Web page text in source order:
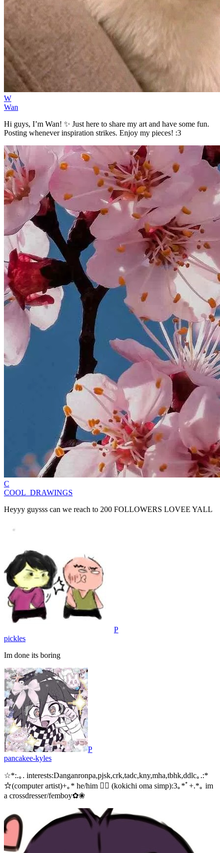
W
Wan
Hi guys, I’m Wan! ✨ Just here to share my art and have some fun.
Posting whenever inspiration strikes. Enjoy my pieces! :3
C
COOL_DRAWINGS
Heyyy guysss can we reach to 200 FOLLOWERS LOVEE YALL
P
pickles
Im done its boring
P
pancakee-kyles
☆*:.｡. interests:Danganronpa,pjsk,crk,tadc,kny,mha,tbhk,ddlc｡.:*
☆(computer artist)+｡* he/him 🏳‍⚧ (kokichi oma simp):3｡*ﾟ+.*｡ im
a crossdresser/femboy✿❀